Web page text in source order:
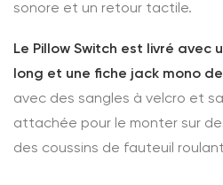
sonore et un retour tactile.
Le Pillow Switch est livré avec
long et une fiche jack mono de
avec des sangles à velcro et
attachée pour le monter sur
des coussins de fauteuil